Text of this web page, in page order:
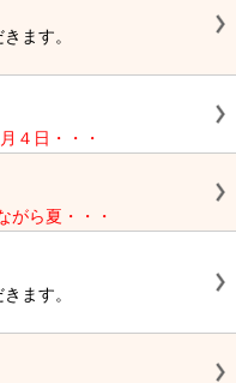
ます。
４日・・・
がら夏・・・
ます。